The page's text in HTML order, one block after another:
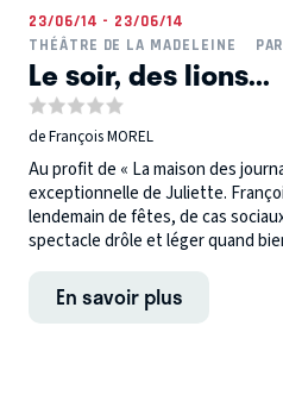
23/06/14 - 23/06/14
THÉÂTRE DE LA MADELEINE
Le soir, des lions...
de François MOREL
Au profit de « La maison des
exceptionnelle de Juliette.
lendemain de fêtes, de cas
spectacle drôle et léger quand
En savoir plus